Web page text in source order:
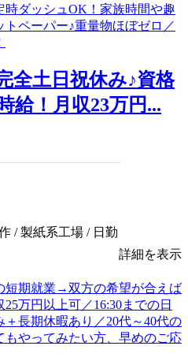
全土日祝休み♪資格
給！月収23万円...
/ 製紙系工場 / 日勤
詳細を表示